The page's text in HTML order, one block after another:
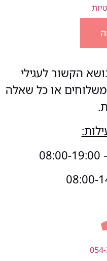
הקשור לעגילי
משלוחים או כל שאלה